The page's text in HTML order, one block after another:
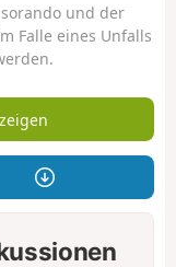
und der
Falle eines Unfalls